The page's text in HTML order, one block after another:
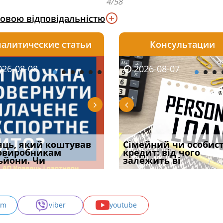
відповідальністю
06
встановив для
шкоди
2026-08-06
Документи, на яких не
проставляється
апостиль: пер
статьи
08-08
який коштував
Чи
2026-08-07
Огляд практики ВС від
Ростислава Кравця, що
опублі
Консультации
2026-08-05
потрібна ФОП
у 2026 році:
засто
2026-08-07
Сімейний чи
кредит: від чого
залежить ві
2026-07-30
Восьмий ААС
підтвердив, що
може скас
viber youtube